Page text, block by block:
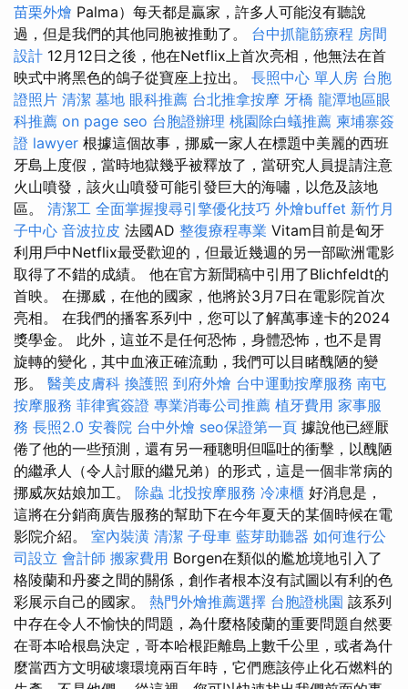
苗栗外燴 Palma）每天都是贏家，許多人可能沒有聽說
過，但是我們的其他同胞被推動了。 台中抓龍筋療程 房間
設計 12月12日之後，他在Netflix上首次亮相，他無法在首
映式中將黑色的鴿子從寶座上拉出。 長照中心 單人房 台胞
證照片 清潔 墓地 眼科推薦 台北推拿按摩 牙橋 龍潭地區眼
科推薦 on page seo 台胞證辦理 桃園除白蟻推薦 柬埔寨簽
證 lawyer 根據這個故事，挪威一家人在標題中美麗的西班
牙島上度假，當時地獄幾乎被釋放了，當研究人員提請注意
火山噴發，該火山噴發可能引發巨大的海嘯，以危及該地
區。 清潔工 全面掌握搜尋引擎優化技巧 外燴buffet 新竹月
子中心 音波拉皮 法國AD 整復療程專業 Vitam目前是匈牙
利用戶中Netflix最受歡迎的，但最近幾週的另一部歐洲電影
取得了不錯的成績。 他在官方新聞稿中引用了Blichfeldt的
首映。 在挪威，在他的國家，他將於3月7日在電影院首次
亮相。 在我們的播客系列中，您可以了解萬事達卡的2024
獎學金。 此外，這並不是任何恐怖，身體恐怖，也不是胃
旋轉的變化，其中血液正確流動，我們可以目睹醜陋的變
形。 醫美皮膚科 換護照 到府外燴 台中運動按摩服務 南屯
按摩服務 菲律賓簽證 專業消毒公司推薦 植牙費用 家事服
務 長照2.0 安養院 台中外燴 seo保證第一頁 據說他已經厭
倦了他的一些預測，還有另一種聰明但嘔吐的衝擊，以醜陋
的繼承人（令人討厭的繼兄弟）的形式，這是一個非常病的
挪威灰姑娘加工。 除蟲 北投按摩服務 冷凍櫃 好消息是，
這將在分銷商廣告服務的幫助下在今年夏天的某個時候在電
影院介紹。 室內裝潢 清潔 子母車 藍芽助聽器 如何進行公
司設立 會計師 搬家費用 Borgen在類似的尷尬境地引入了
格陵蘭和丹麥之間的關係，創作者根本沒有試圖以有利的色
彩展示自己的國家。 熱門外燴推薦選擇 台胞證桃園 該系列
中存在令人不愉快的問題，為什麼格陵蘭的重要問題自然要
在哥本哈根島決定，哥本哈根距離島上數千公里，或者為什
麼當西方文明破壞環境兩百年時，它們應該停止化石燃料的